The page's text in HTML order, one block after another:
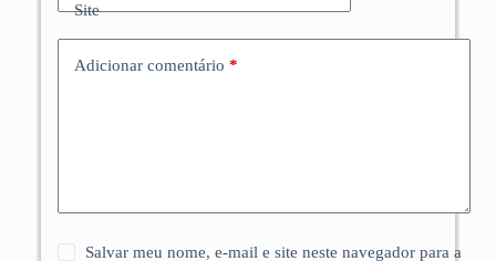
Site
Adicionar comentário *
Salvar meu nome, e-mail e site neste navegador para a